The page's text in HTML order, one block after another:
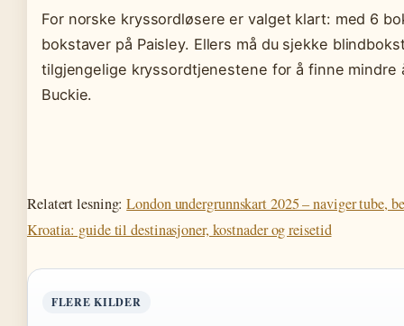
For norske kryssordløsere er valget klart: med 6
bokstaver på Paisley. Ellers må du sjekke
tilgjengelige kryssordtjenestene for å finne mindre
Buckie.
Relatert lesning:London undergrunnskart 2025 – naviger tube,
Kroatia: guide til destinasjoner, kostnader og reisetid
FLERE KILDER